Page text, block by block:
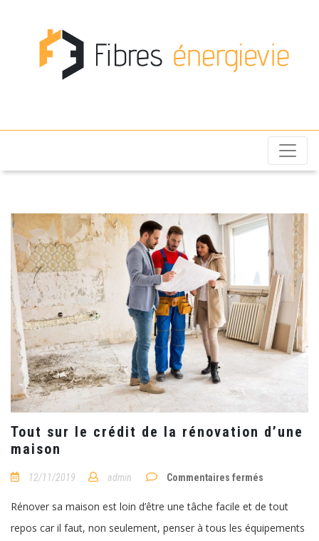
Tout sur le crédit de la rénovation d’une
maison
12/11/2019 admin Commentaires fermés
le
de
Rénover sa maison est loin d’être une tâche facile et de tout
repos car il faut, non seulement, penser à tous les équipements